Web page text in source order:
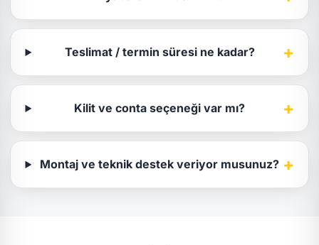
Teslimat / termin süresi ne kadar? +
Kilit ve conta seçeneği var mı? +
Montaj ve teknik destek veriyor musunuz? +